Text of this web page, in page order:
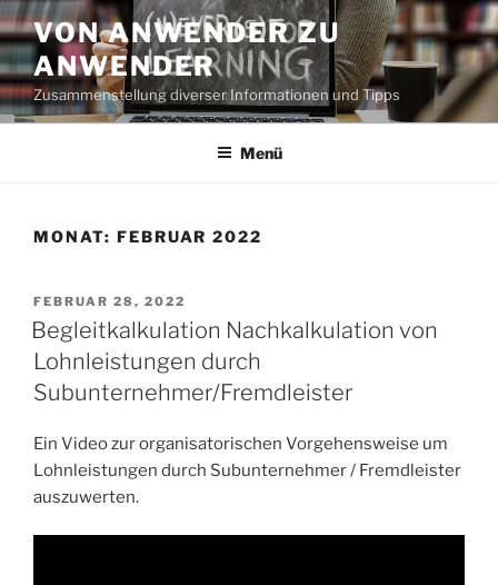
Zum
Inhalt
springen
VON ANWENDER ZU
ANWENDER
Zusammenstellung diverser Informationen und Tipps
Menü
MONAT: FEBRUAR 2022
VERÖFFENTLICHT
AM
FEBRUAR 28, 2022
Begleitkalkulation Nachkalkulation von
Lohnleistungen durch
Subunternehmer/Fremdleister
Ein Video zur organisatorischen Vorgehensweise um
Lohnleistungen durch Subunternehmer / Fremdleister
auszuwerten.